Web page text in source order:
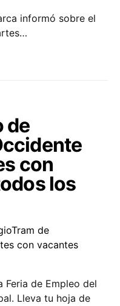
informó sobre el
de
con
los
Feria de Empleo del
Lleva tu hoja de